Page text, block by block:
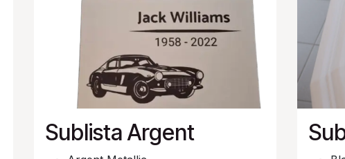
Sublista Argent